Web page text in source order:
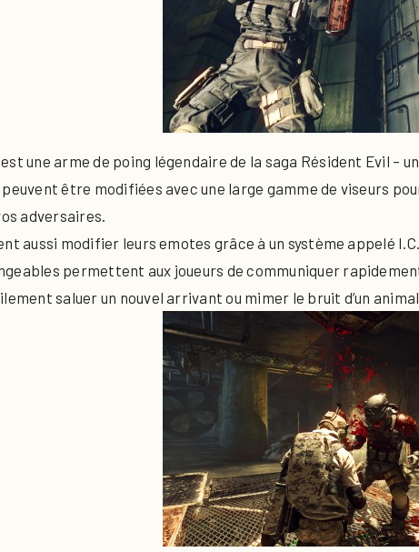
une arme de poing légendaire de la saga Résident Evil –
être modifiées avec une large gamme de viseurs
adversaires.
aussi modifier leurs emotes grâce à un système appelé
permettent aux joueurs de communiquer
saluer un nouvel arrivant ou mimer le bruit d’un